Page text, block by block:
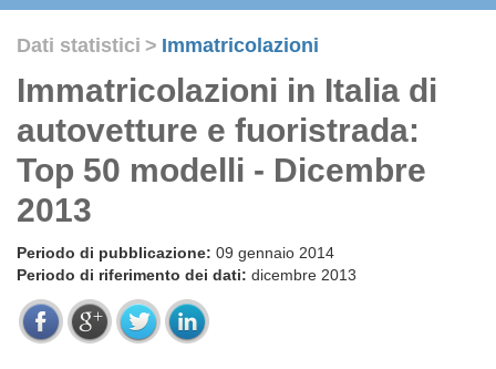
Dati statistici > Immatricolazioni
Immatricolazioni in Italia di
autovetture e fuoristrada:
Top 50 modelli - Dicembre
2013
Periodo di pubblicazione: 09 gennaio 2014
Periodo di riferimento dei dati: dicembre 2013